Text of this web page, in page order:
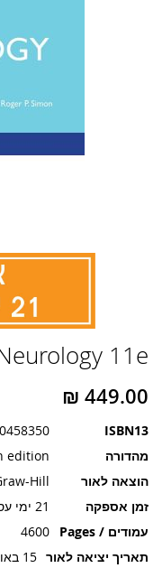
11e
ISBN13
מהדורה
edition
הוצאה לאור
Hill
זמן אספקה
21 ימי עסקים - לא במלאי בארץ
עמודים / Pages
4600
תאריך יציאה לאור 15 באוק׳ 2020
להתחלה
גלריית
תמונות